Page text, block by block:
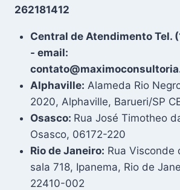
262181412
Central de Atendimento Tel.
- email:
Alphaville: Alameda Rio
2020, Alphaville, Barueri/SP
Osasco: Rua José Timotheo
Osasco, 06172-220
Rio de Janeiro: Rua Visconde
sala 718, Ipanema, Rio de
22410-002